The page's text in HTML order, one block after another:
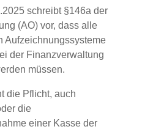
schreibt §146a der
(AO) vor, dass alle
Aufzeichnungssysteme
der Finanzverwaltung
müssen.
die Pflicht, auch
die
einer Kasse der